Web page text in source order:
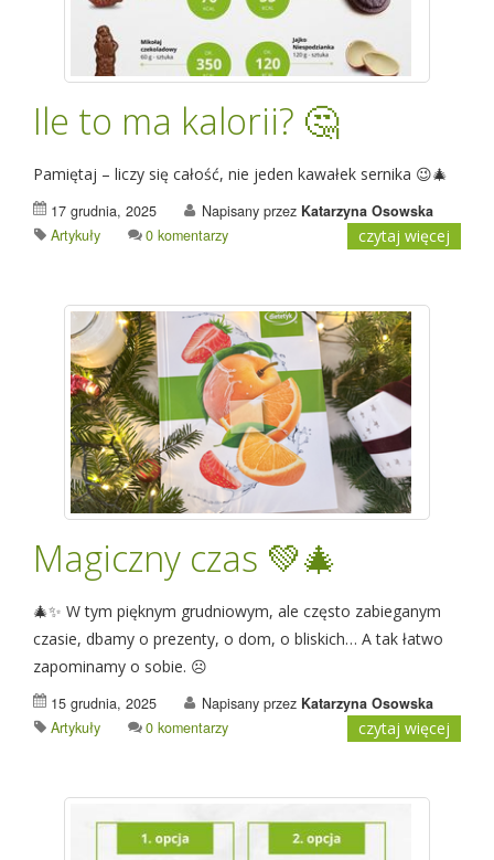
Ile to ma kalorii? 🤔
Pamiętaj – liczy się całość, nie jeden kawałek sernika 😉🎄
17 grudnia, 2025 Napisany przez Katarzyna Osowska
Artykuły
0 komentarzy czytaj więcej
Magiczny czas 💚🎄
🎄✨ W tym pięknym grudniowym, ale często zabieganym
czasie, dbamy o prezenty, o dom, o bliskich… A tak łatwo
zapominamy o sobie. ☹️
15 grudnia, 2025 Napisany przez Katarzyna Osowska
Artykuły
0 komentarzy czytaj więcej